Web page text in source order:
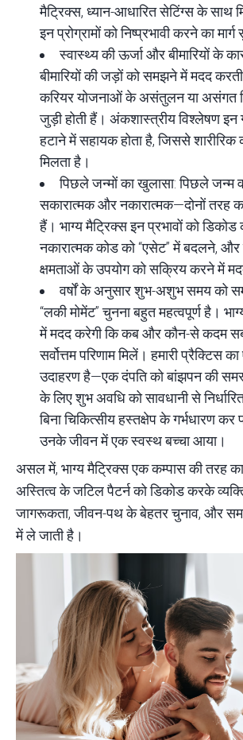
मैट्रिक्स, ध्यान-आधारित सेटिंग्स के साथ
इन प्रोग्रामों को निष्प्रभावी करने का
स्वास्थ्य की ऊर्जा और बीमारियों के
बीमारियों की जड़ों को समझने में मदद
करियर योजनाओं के असंतुलन या असंगत
जुड़ी होती हैं। अंकशास्त्रीय विश्लेषण इन
हटाने में सहायक होता है, जिससे
मिलता है।
पिछले जन्मों का खुलासा: पिछले जन्म
सकारात्मक और नकारात्मक—दोनों
हैं। भाग्य मैट्रिक्स इन प्रभावों को
नकारात्मक कोड को “एसेट” में बदलने, और
क्षमताओं के उपयोग को सक्रिय करने में
वर्षों के अनुसार शुभ-अशुभ समय को
“लकी मोमेंट” चुनना बहुत महत्वपूर्ण है।
में मदद करेगी कि कब और कौन-से कदम
सर्वोत्तम परिणाम मिलें। हमारी प्रैक्टिस
उदाहरण है—एक दंपति को बांझपन की
के लिए शुभ अवधि को सावधानी से
बिना चिकित्सीय हस्तक्षेप के गर्भधारण
उनके जीवन में एक स्वस्थ बच्चा आया।
असल में, भाग्य मैट्रिक्स एक कम्पास की तरह
अस्तित्व के जटिल पैटर्न को डिकोड करके
जागरूकता, जीवन-पथ के बेहतर चुनाव, और
में ले जाती है।